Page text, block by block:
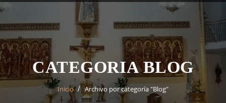
CATEGORIA BLOG
Inicio Archivo por categoría "Blog"